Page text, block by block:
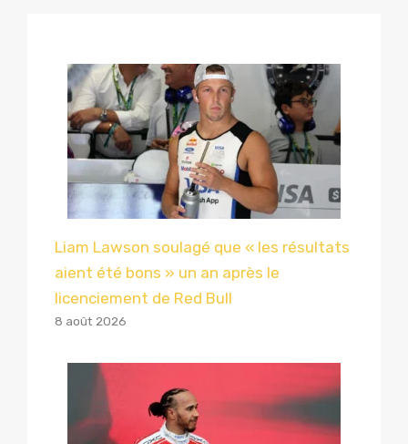
Liam Lawson soulagé que « les résultats
aient été bons » un an après le
licenciement de Red Bull
8 août 2026